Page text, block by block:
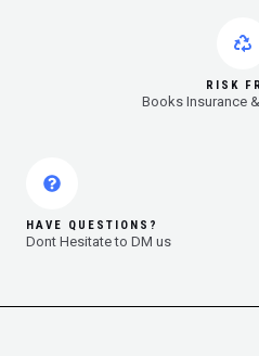
RISK
Books Insurance
HAVE QUESTIONS?
Dont Hesitate to DM us